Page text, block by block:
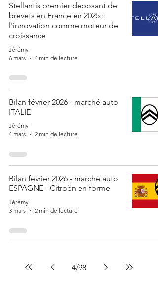
Stellantis premier déposant de
brevets en France en 2025 :
l'innovation comme moteur de
croissance
Jérémy
6 mars
4 min de lecture
Bilan février 2026 - marché auto
ITALIE
Jérémy
4 mars
2 min de lecture
Bilan février 2026 - marché auto
ESPAGNE - Citroën en forme
Jérémy
3 mars
2 min de lecture
4/98